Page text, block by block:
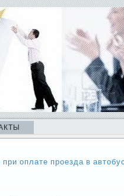
оплате проезда в